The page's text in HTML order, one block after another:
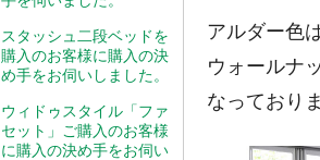
スタッシュ二段ベッドを
購入のお客様に購入の決
め手をお伺いしました。
ウィドゥスタイル「ファ
セット」ご購入のお客様
に購入の決め手をお伺い
アルダー色
ウォールナ
なっており